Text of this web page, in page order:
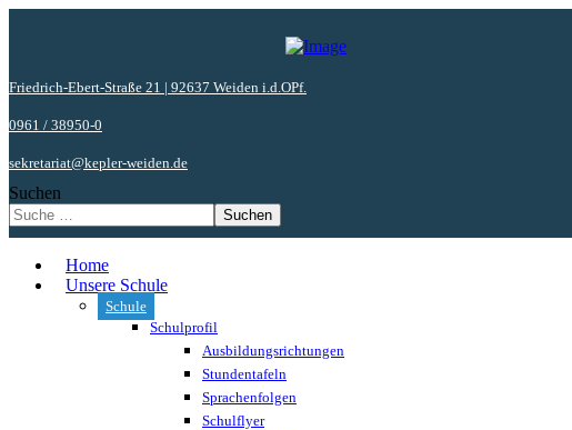
Friedrich-Ebert-Straße 21 | 92637 Weiden i.d.OPf.
0961 / 38950-0
sekretariat@kepler-weiden.de
Suchen
Suchen
Home
Unsere Schule
Schule
Schulprofil
Ausbildungsrichtungen
Stundentafeln
Sprachenfolgen
Schulflyer